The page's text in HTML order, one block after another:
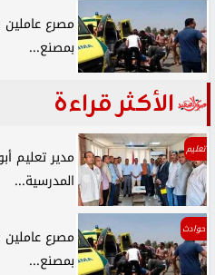
مصرع عاملين
بمصنع...
الأكثر قراءة
تعليم
مدير تعليم
المدرسية...
حوادث
مصرع عاملين
بمصنع...